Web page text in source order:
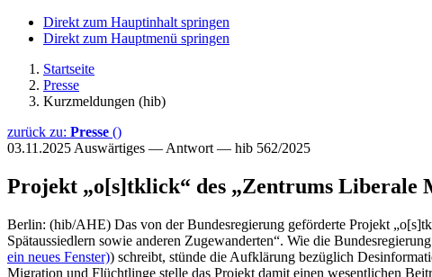
Direkt zum Hauptinhalt springen
Direkt zum Hauptmenü springen
Startseite
Presse
Kurzmeldungen (hib)
zurück zu: Presse ()
03.11.2025 Auswärtiges — Antwort — hib 562/2025
Projekt „o[s]tklick“ des „Zentrums Liberale
Berlin: (hib/AHE) Das von der Bundesregierung geförderte Projekt
Spätaussiedlern sowie anderen Zugewanderten“. Wie die
ein neues Fenster)) schreibt, stünde die Aufklärung bezüglich
Migration und Flüchtlinge stelle das Projekt damit einen wesentlichen